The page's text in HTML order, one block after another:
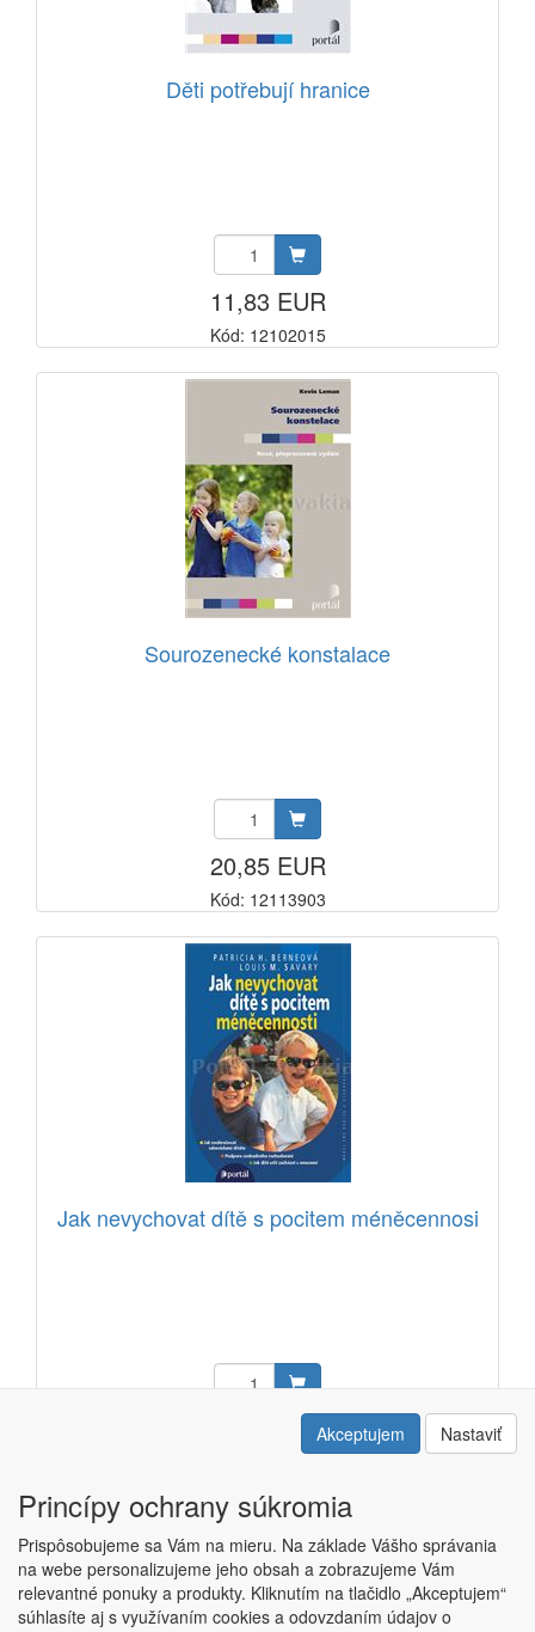
Děti potřebují hranice
11,83 EUR
Kód: 12102015
Sourozenecké konstalace
20,85 EUR
Kód: 12113903
Jak nevychovat dítě s pocitem méněcennosi
12,10 EUR
Copyright © ABRA ESHOP 2015 |Kontakt| Obchodné podmienky
|Nastavenie súkromia
Akceptujem Nastaviť
Princípy ochrany súkromia
Prispôsobujeme sa Vám na mieru. Na základe Vášho správania
na webe personalizujeme jeho obsah a zobrazujeme Vám
relevantné ponuky a produkty. Kliknutím na tlačidlo „Akceptujem“
súhlasíte aj s využívaním cookies a odovzdaním údajov o